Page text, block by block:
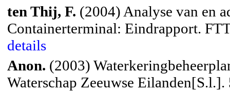
ten Thij, F. (2004) Analyse van en
Containerterminal: Eindrapport.
details
Anon. (2003)
Waterschap Zeeuwse